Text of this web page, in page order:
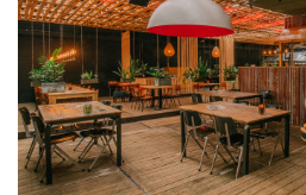
Eten
Drinken
Slapen
Recreatief
Winkels